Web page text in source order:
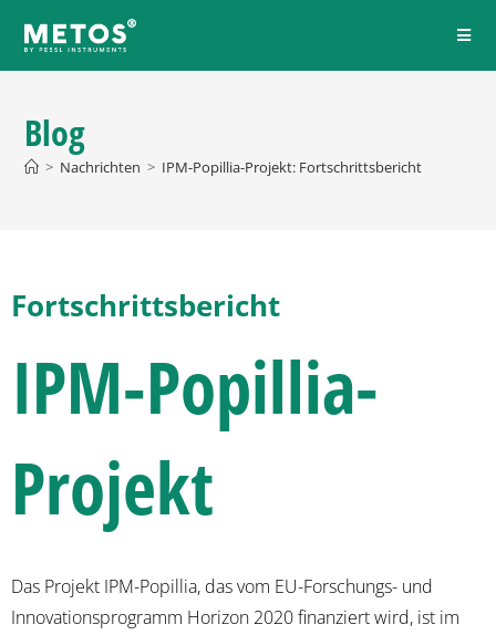
Blog
> Nachrichten > IPM-Popillia-Projekt: Fortschrittsbericht
Fortschrittsbericht
IPM-Popillia-
Projekt
Das Projekt IPM-Popillia, das vom EU-Forschungs- und
Innovationsprogramm Horizon 2020 finanziert wird, ist im